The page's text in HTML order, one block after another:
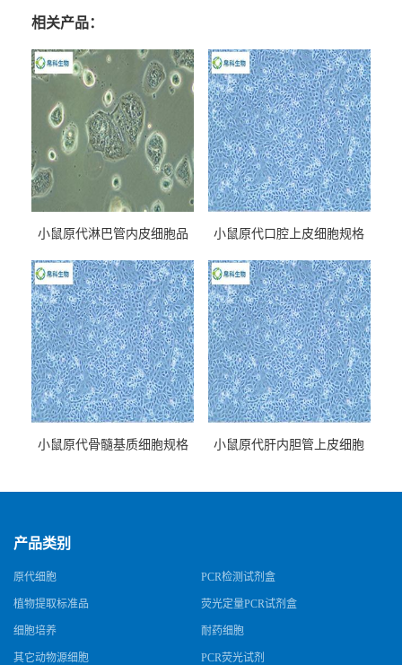
相关产品：
小鼠原代淋巴管内皮细胞品
小鼠原代口腔上皮细胞规格
小鼠原代骨髓基质细胞规格
小鼠原代肝内胆管上皮细胞
产品类别
原代细胞 PCR检测试剂盒
植物提取标准品 荧光定量PCR试剂盒
细胞培养 耐药细胞
其它动物源细胞 PCR荧光试剂